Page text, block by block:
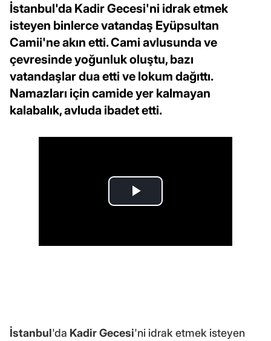
İstanbul'da Kadir Gecesi'ni idrak etmek
isteyen binlerce vatandaş Eyüpsultan
Camii'ne akın etti. Cami avlusunda ve
çevresinde yoğunluk oluştu, bazı
vatandaşlar dua etti ve lokum dağıttı.
Namazları için camide yer kalmayan
kalabalık, avluda ibadet etti.
İstanbul'da Kadir Gecesi'ni idrak etmek isteyen